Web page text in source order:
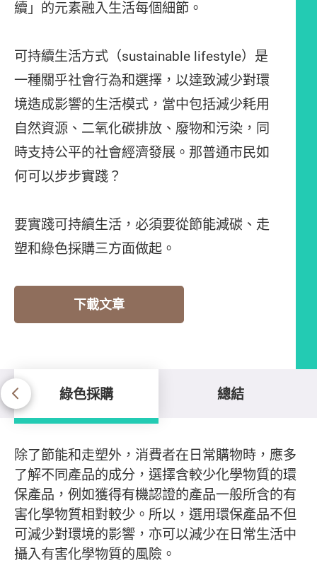
續」的元素融入生活每個細節。
可持續生活方式（sustainable lifestyle）是
一種關乎社會行為和選擇，以達致減少對環
境造成影響的生活模式，當中包括減少耗用
自然資源、二氧化碳排放、廢物和污染，同
時支持公平的社會經濟發展。那普通市民如
何可以步步實踐？
要實踐可持續生活，必須要從節能減碳、走
塑和綠色採購三方面做起。
下載文章
綠色採購 總結
綠色採購
除了節能和走塑外，消費者在日常購物時，應多
了解不同產品的成分，選擇含較少化學物質的環
保產品，例如獲得有機認證的產品一般所含的有
害化學物質相對較少。所以，選用環保產品不但
可減少對環境的影響，亦可以減少在日常生活中
攝入有害化學物質的風險。